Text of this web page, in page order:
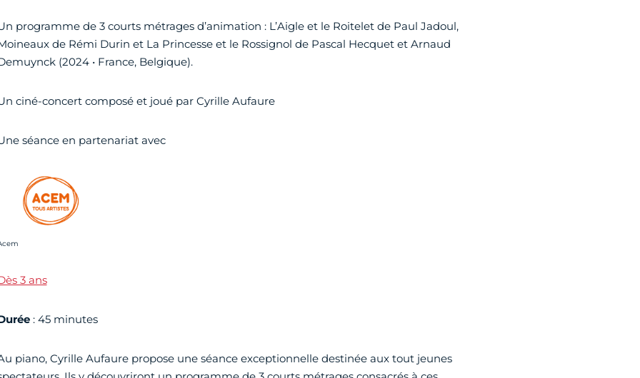
programme de 3 courts métrages d’animation : L’Aigle et le Roitelet de Paul Jadoul,
de Rémi Durin et La Princesse et le Rossignol de Pascal Hecquet et Arnaud
(2024 • France, Belgique).
ciné-concert composé et joué par Cyrille Aufaure
séance en partenariat avec
photo :
3 ans
: 45 minutes
piano, Cyrille Aufaure propose une séance exceptionnelle destinée aux tout jeunes